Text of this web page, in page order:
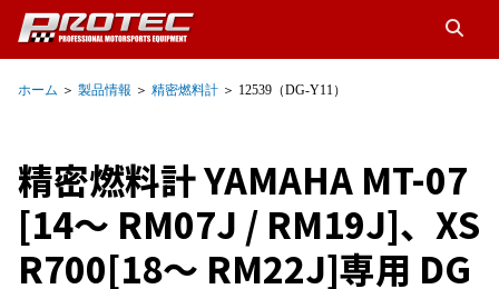
ホーム ＞ 製品情報 ＞ 精密燃料計 ＞ 12539（DG-Y11）
精密燃料計 YAMAHA MT-07
[14～ RM07J / RM19J]、XS
R700[18～ RM22J]専用 DG